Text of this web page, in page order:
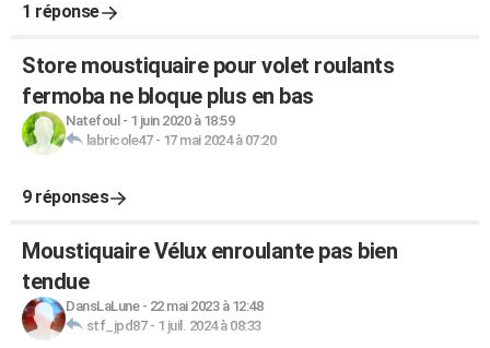
1 réponse
Store moustiquaire pour volet roulants
fermoba ne bloque plus en bas
Natefoul - 1 juin 2020 à 18:59
labricole47- 17 mai 2024 à 07:20
9 réponses
Moustiquaire Vélux enroulante pas bien
tendue
DansLaLune- 22 mai 2023 à 12:48
stf_jpd87- 1 juil. 2024 à 08:33